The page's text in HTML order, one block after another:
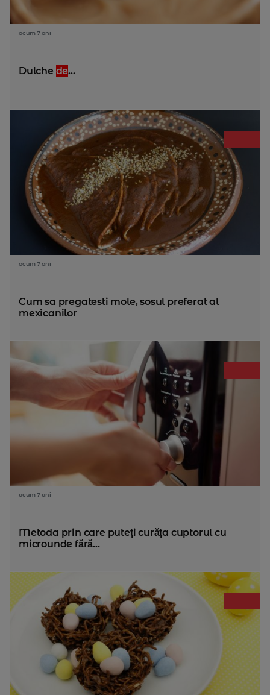
acum 7 ani
Dulche de...
acum 7 ani
Cum sa pregatesti mole, sosul preferat al
mexicanilor
acum 7 ani
Metoda prin care puteți curăța cuptorul cu
microunde fără...